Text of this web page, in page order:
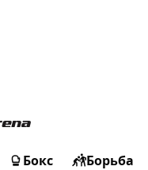
Бокс Борьба